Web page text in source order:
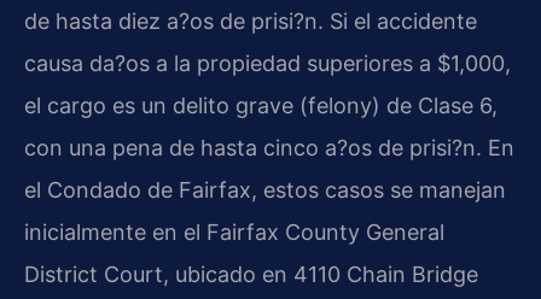
de hasta diez a?os de prisi?n. Si el accidente
causa da?os a la propiedad superiores a $1,000,
el cargo es un delito grave (felony) de Clase 6,
con una pena de hasta cinco a?os de prisi?n. En
el Condado de Fairfax, estos casos se manejan
inicialmente en el Fairfax County General
District Court, ubicado en 4110 Chain Bridge